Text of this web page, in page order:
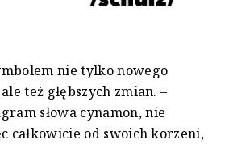
nie tylko nowego
też głębszych zmian. –
słowa cynamon, nie
całkowicie od swoich korzeni,